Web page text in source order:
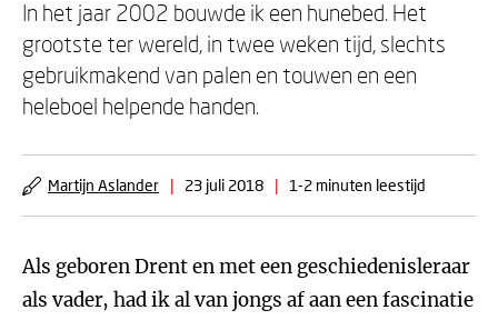
In het jaar 2002 bouwde ik een hunebed. Het
grootste ter wereld, in twee weken tijd, slechts
gebruikmakend van palen en touwen en een
heleboel helpende handen.
Martijn Aslander | 23 juli 2018 | 1-2 minuten leestijd
Als geboren Drent en met een geschiedenisleraar
als vader, had ik al van jongs af aan een fascinatie